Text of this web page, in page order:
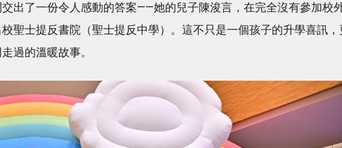
出了一份令人感動的答案——她的兒子陳浚言，在完全沒有參加校
聖士提反書院（聖士提反中學）。這不只是一個孩子的升學喜訊，
過的溫暖故事。